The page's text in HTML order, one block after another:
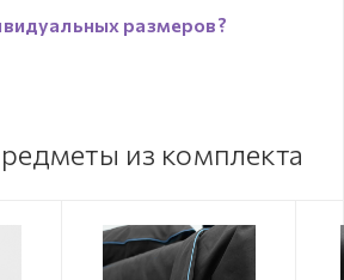
размеров?
из комплекта